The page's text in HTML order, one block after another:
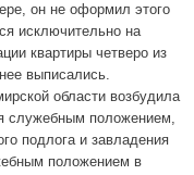
он не оформил этого
исключительно на
квартиры четверо из
выписались.
области возбудила
служебным положением,
подлога и завладения
положением в